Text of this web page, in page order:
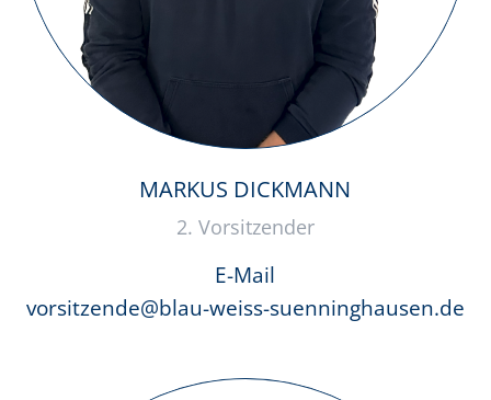
MARKUS DICKMANN
2. Vorsitzender
E-Mail
vorsitzende@blau-weiss-suenninghausen.de